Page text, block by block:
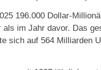
196.000 Dollar-
im Jahr davor. Das
sich auf 564 Milliarden